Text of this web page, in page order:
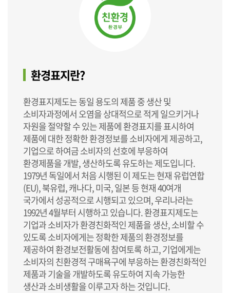
환경표지란?
환경표지제도는 동일 용도의 제품 중 생산 및
소비자과정에서 오염을 상대적으로 적게 일으키거나
자원을 절약할 수 있는 제품에 환경표지를 표시하여
제품에 대한 정확한 환경정보를 소비자에게 제공하고,
기업으로 하여금 소비자의 선호에 부응하여
환경제품을 개발, 생산하도록 유도하는 제도입니다.
1979년 독일에서 처음 시행된 이 제도는 현재 유럽연합
(EU), 북유럽, 캐나다, 미국, 일본 등 현재 40여개
국가에서 성공적으로 시행되고 있으며, 우리나라는
1992년 4월부터 시행하고 있습니다. 환경표지제도는
기업과 소비자가 환경친화적인 제품을 생산, 소비할 수
있도록 소비자에게는 정확한 제품의 환경정보를
제공하여 환경보전활동에 참여토록 하고, 기업에게는
소비자의 친환경적 구매욕구에 부응하는 환경친화적인
제품과 기술을 개발하도록 유도하여 지속 가능한
생산과 소비생활을 이루고자 하는 것입니다.